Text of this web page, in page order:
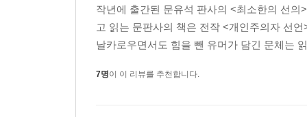
형벌 권한을 줄 것인가? 자율주행 자동차가 긴
가? 기술적으로는 가능하나 사회가 수용할 수 있
--- p.237
우리는 인터넷과 SNS를 통해 지구상의 인간 군
하고, 부러워하거나 비판하기도 한다. 미처
작년에 출간된 문유석 판사의 <최소한의 선
고 읽는 문판사의 책은 전작 <개인주의자 선
날카로우면서도 힘을 뺀 유머가 담긴 문체는
7명이 이 리뷰를 추천합니다.